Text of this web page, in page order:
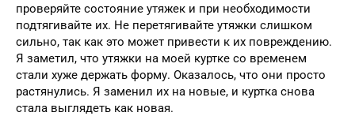
проверяйте состояние утяжек и при необходимости
подтягивайте их. Не перетягивайте утяжки слишком
сильно, так как это может привести к их повреждению.
Я заметил, что утяжки на моей куртке со временем
стали хуже держать форму. Оказалось, что они просто
растянулись. Я заменил их на новые, и куртка снова
стала выглядеть как новая.